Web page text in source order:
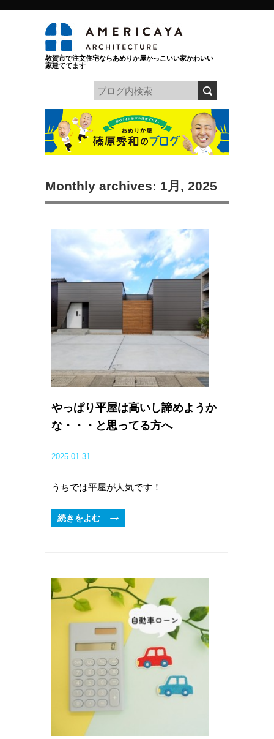
敦賀市で注文住宅ならあめりか屋かっこいい家かわいい
家建ててます
Monthly archives: 1月, 2025
やっぱり平屋は高いし諦めようか
な・・・と思ってる方へ
2025.01.31
うちでは平屋が人気です！
続きをよむ